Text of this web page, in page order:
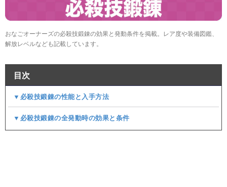
おなごオーナーズの必殺技鍛錬の効果と発動条件を掲載。レア度や装備図鑑、
解放レベルなども記載しています。
目次
▼必殺技鍛錬の性能と入手方法
▼必殺技鍛錬の全発動時の効果と条件